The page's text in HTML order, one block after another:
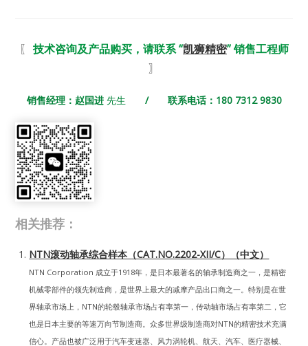
〖 技术咨询及产品购买，请联系 “凯狮精密” 销售工程师
〗
销售经理：赵国进 先生 / 联系电话：180 7312 9830
相关推荐：
NTN滚动轴承综合样本（CAT.NO.2202-XII/C）（中文）
NTN Corporation 成立于1918年，是日本最著名的轴承制造商之一，是精密
机械零部件的领先制造商，是世界上最大的减摩产品出口商之一。特别是在世
界轴承市场上，NTN的轮毂轴承市场占有率第一，传动轴市场占有率第二，它
也是日本主要的等速万向节制造商。众多世界级制造商对NTN的精密技术充满
信心。产品也被广泛用于汽车变速器、风力涡轮机、航天、汽车、医疗器械、